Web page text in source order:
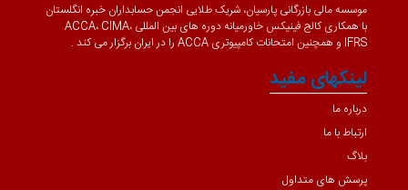
موسسه مالی بازرگانی پارسیان، شریک طلایی انجمن حسابداران خبره انگلستان
با همکاری کالج فینیکس خاورمیانه دوره های بین المللی ACCA، CIMA،
IFRS و همچنین امتحانات کامپیوتری ACCA را در ایران برگزار می کند .
لینکهای مفید
درباره ما
ارتباط با ما
بلاگ
پرسش های متداول